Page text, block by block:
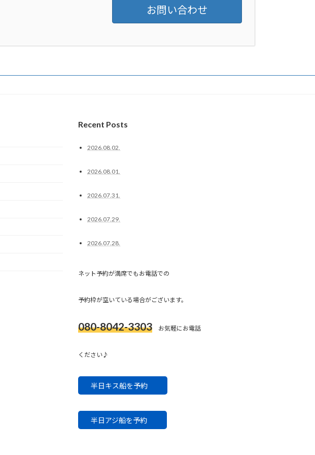
お問い合わせ
Recent Posts
2026.08.02.
2026.08.01.
2026.07.31.
2026.07.29.
2026.07.28.
ネット予約が満席でもお電話での
予約枠が空いている場合がございます。
080-8042-3303 お気軽にお電話
ください♪
半日キス船を予約
半日アジ船を予約